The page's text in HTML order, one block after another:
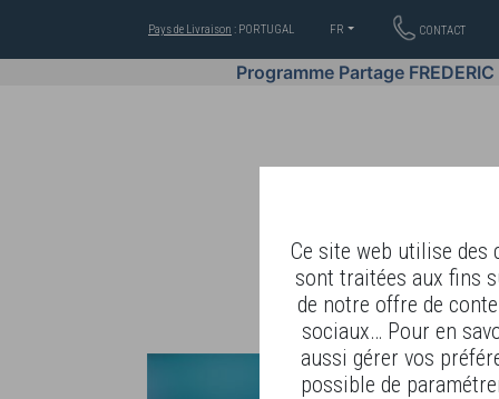
Ce site web utilise des
sont traitées aux fins
de notre offre de
sociaux… Pour en
aussi gérer vos
possible de
Pays de Livraison : PORTUGAL FR CONTACT
Programme Partage
OFFRES COSMÉTIQUES